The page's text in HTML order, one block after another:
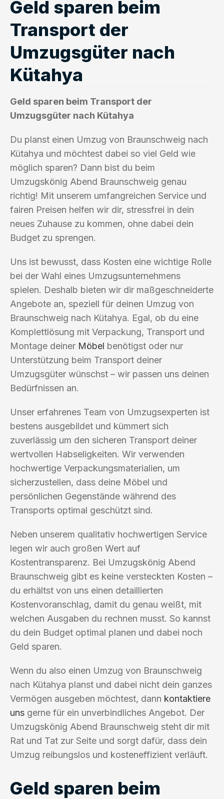
Geld sparen beim
Transport der
Umzugsgüter nach
Kütahya
Geld sparen beim Transport der
Umzugsgüter nach Kütahya
Du planst einen Umzug von Braunschweig nach
Kütahya und möchtest dabei so viel Geld wie
möglich sparen? Dann bist du beim
Umzugskönig Abend Braunschweig genau
richtig! Mit unserem umfangreichen Service und
fairen Preisen helfen wir dir, stressfrei in dein
neues Zuhause zu kommen, ohne dabei dein
Budget zu sprengen.
Uns ist bewusst, dass Kosten eine wichtige Rolle
bei der Wahl eines Umzugsunternehmens
spielen. Deshalb bieten wir dir maßgeschneiderte
Angebote an, speziell für deinen Umzug von
Braunschweig nach Kütahya. Egal, ob du eine
Komplettlösung mit Verpackung, Transport und
Montage deiner Möbel benötigst oder nur
Unterstützung beim Transport deiner
Umzugsgüter wünschst – wir passen uns deinen
Bedürfnissen an.
Unser erfahrenes Team von Umzugsexperten ist
bestens ausgebildet und kümmert sich
zuverlässig um den sicheren Transport deiner
wertvollen Habseligkeiten. Wir verwenden
hochwertige Verpackungsmaterialien, um
sicherzustellen, dass deine Möbel und
persönlichen Gegenstände während des
Transports optimal geschützt sind.
Neben unserem qualitativ hochwertigen Service
legen wir auch großen Wert auf
Kostentransparenz. Bei Umzugskönig Abend
Braunschweig gibt es keine versteckten Kosten –
du erhältst von uns einen detaillierten
Kostenvoranschlag, damit du genau weißt, mit
welchen Ausgaben du rechnen musst. So kannst
du dein Budget optimal planen und dabei noch
Geld sparen.
Wenn du also einen Umzug von Braunschweig
nach Kütahya planst und dabei nicht dein ganzes
Vermögen ausgeben möchtest, dann kontaktiere
uns gerne für ein unverbindliches Angebot. Der
Umzugskönig Abend Braunschweig steht dir mit
Rat und Tat zur Seite und sorgt dafür, dass dein
Umzug reibungslos und kosteneffizient verläuft.
Geld sparen beim